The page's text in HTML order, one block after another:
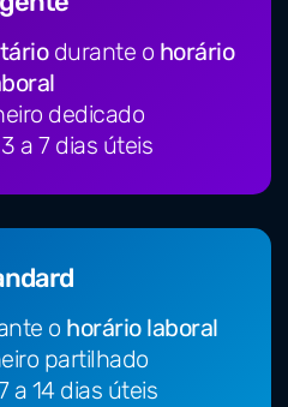
durante o horário
dedicado
a 7 dias úteis
o horário laboral
partilhado
a 14 dias úteis